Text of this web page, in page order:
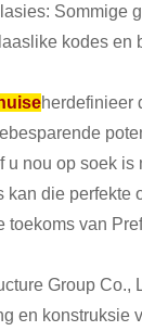
Sommige
kodes en
herdefinieer
u nou op soek
kan die perfekte
toekoms van
Group
en konstruksie